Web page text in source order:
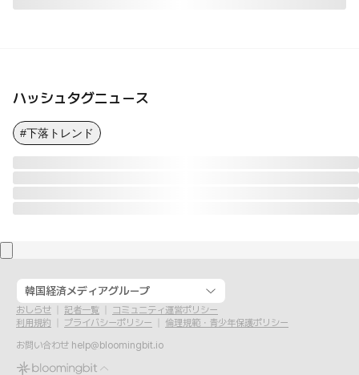
ハッシュタグニュース
#下落トレンド
韓国経済メディアグループ
おしらせ 記者一覧
コミュニティ運営ポリシー
利用規約
プライバシーポリシー
倫理規範・青少年保護ポリシー
お問い合わせ help@bloomingbit.io